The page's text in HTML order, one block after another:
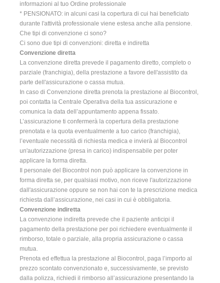
informazioni al tuo Ordine professionale
* PENSIONATO: in alcuni casi la copertura di cui hai beneficiato
durante l'attività professionale viene estesa anche alla pensione.
Che tipi di convenzione ci sono?
Ci sono due tipi di convenzioni: diretta e indiretta
Convenzione diretta
La convenzione diretta prevede il pagamento diretto, completo o
parziale (franchigia), della prestazione a favore dell'assistito da
parte dell'assicurazione o cassa mutua.
In caso di Convenzione diretta prenota la prestazione al Biocontrol,
poi contatta la Centrale Operativa della tua assicurazione e
comunica la data dell’appuntamento appena fissato.
L’assicurazione ti confermerà la copertura della prestazione
prenotata e la quota eventualmente a tuo carico (franchigia),
l’eventuale necessità di richiesta medica e invierà al Biocontrol
un'autorizzazione (presa in carico) indispensabile per poter
applicare la forma diretta.
Il personale del Biocontrol non può applicare la convenzione in
forma diretta se, per qualsiasi motivo, non riceve l'autorizzazione
dall'assicurazione oppure se non hai con te la prescrizione medica
richiesta dall’assicurazione, nei casi in cui è obbligatoria.
Convenzione indiretta
La convenzione indiretta prevede che il paziente anticipi il
pagamento della prestazione per poi richiedere eventualmente il
rimborso, totale o parziale, alla propria assicurazione o cassa
mutua.
Prenota ed effettua la prestazione al Biocontrol, paga l’importo al
prezzo scontato convenzionato e, successivamente, se previsto
dalla polizza, richiedi il rimborso all’assicurazione presentando la